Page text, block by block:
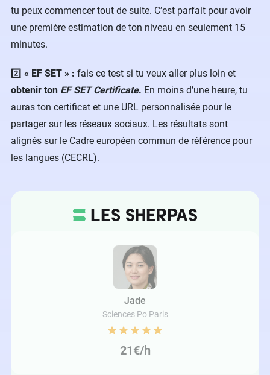
tu peux commencer tout de suite. C’est parfait pour avoir
une première estimation de ton niveau en seulement 15
minutes.
2️⃣ « EF SET » : fais ce test si tu veux aller plus loin et
obtenir ton EF SET Certificate. En moins d’une heure, tu
auras ton certificat et une URL personnalisée pour le
partager sur les réseaux sociaux. Les résultats sont
alignés sur le Cadre européen commun de référence pour
les langues (CECRL).
Jade
Sciences Po Paris
21€/h